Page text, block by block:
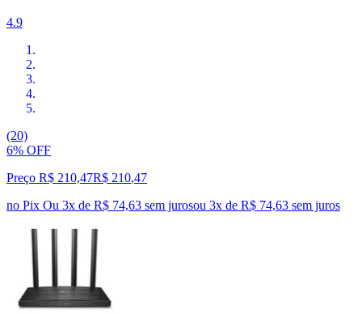
4.9
(20)
6% OFF
Preço R$ 210,47R$ 210,47
no Pix Ou 3x de R$ 74,63 sem jurosou 3x de R$ 74,63 sem juros